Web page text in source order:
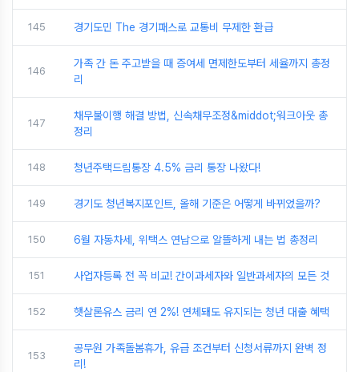
145 경기도민 The 경기패스로 교통비 무제한 환급
146
가족 간 돈 주고받을 때 증여세 면제한도부터 세율까지 총정
리
147
채무불이행 해결 방법, 신속채무조정&middot;워크아웃 총
정리
148 청년주택드림통장 4.5% 금리 통장 나왔다!
149 경기도 청년복지포인트, 올해 기준은 어떻게 바뀌었을까?
150 6월 자동차세, 위택스 연납으로 알뜰하게 내는 법 총정리
151 사업자등록 전 꼭 비교! 간이과세자와 일반과세자의 모든 것
152 햇살론유스 금리 연 2%! 연체돼도 유지되는 청년 대출 혜택
153
공무원 가족돌봄휴가, 유급 조건부터 신청서류까지 완벽 정
리!